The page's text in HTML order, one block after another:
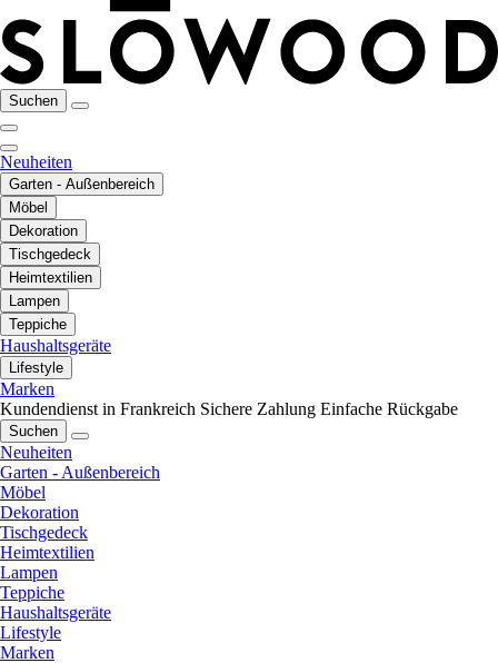
Suchen
Neuheiten
Garten - Außenbereich
Möbel
Dekoration
Tischgedeck
Heimtextilien
Lampen
Teppiche
Haushaltsgeräte
Lifestyle
Marken
Kundendienst in Frankreich Sichere Zahlung Einfache Rückgabe
Suchen
Neuheiten
Garten - Außenbereich
Möbel
Dekoration
Tischgedeck
Heimtextilien
Lampen
Teppiche
Haushaltsgeräte
Lifestyle
Marken